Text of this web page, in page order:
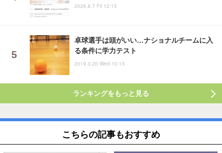
2026.8.7 Fri 12:15
卓球選手は頭がいい…ナショナルチームに入
る条件に学力テスト
2019.3.20 Wed 10:15
ランキングをもっと見る
こちらの記事もおすすめ